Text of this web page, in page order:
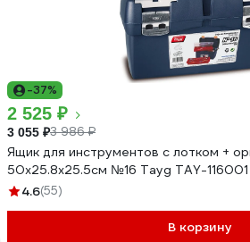
-37%
2 525 ₽
3 055 ₽3 986 ₽
Ящик для инструментов с лотком +
50х25.8х25.5см №16 Tayg TAY-116001
4.6(55)
В корзину